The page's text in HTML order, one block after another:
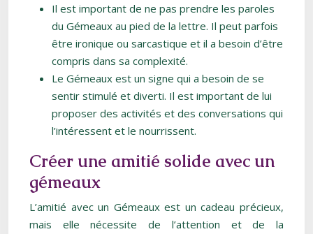
Il est important de ne pas prendre les paroles
du Gémeaux au pied de la lettre. Il peut parfois
être ironique ou sarcastique et il a besoin d’être
compris dans sa complexité.
Le Gémeaux est un signe qui a besoin de se
sentir stimulé et diverti. Il est important de lui
proposer des activités et des conversations qui
l’intéressent et le nourrissent.
Créer une amitié solide avec un
gémeaux
L’amitié avec un Gémeaux est un cadeau précieux,
mais elle nécessite de l’attention et de la